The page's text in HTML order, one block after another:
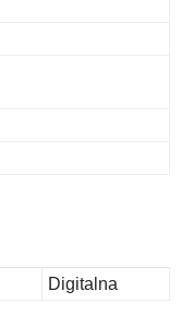
Digitalna